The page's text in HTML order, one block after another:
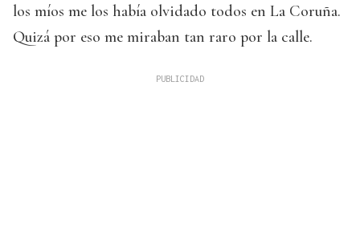
los míos me los había olvidado todos en La Coruña.
Quizá por eso me miraban tan raro por la calle.